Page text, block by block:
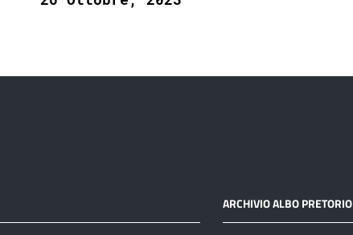
ARCHIVIO ALBO PRETORIO